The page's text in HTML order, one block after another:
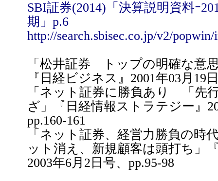
SBI証券(2014)「決算説明資料ｰ
期」p.6
http://search.sbisec.co.jp/v2/
「松井証券 トップの明確な意
『日経ビジネス』2001年03月19
「ネット証券に勝負あり 「先
ざ」『日経情報ストラテジー』
pp.160-161
「ネット証券、経営力勝負の
ット消え、新規顧客は頭打ち」
2003年6月2日号、pp.95-98